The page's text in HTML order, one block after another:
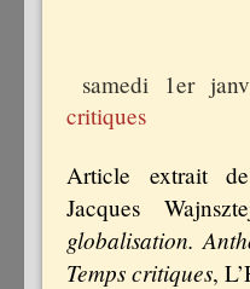
samedi 1er
critiques
Article extrait
Jacques
globalisation.
Temps critiques,